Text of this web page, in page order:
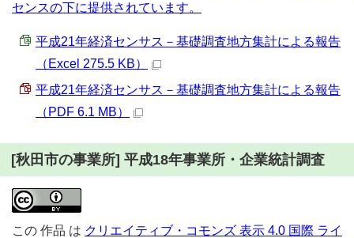
センスの下に提供されています。
平成21年経済センサス－基礎調査地方集計による報告
（Excel 275.5 KB）
平成21年経済センサス－基礎調査地方集計による報告
（PDF 6.1 MB）
[秋田市の事業所] 平成18年事業所・企業統計調査
この 作品 は クリエイティブ・コモンズ 表示 4.0 国際 ライ